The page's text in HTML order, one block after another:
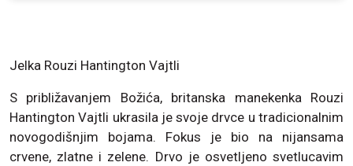
Jelka Rouzi Hantington Vajtli
S približavanjem Božića, britanska manekenka Rouzi
Hantington Vajtli ukrasila je svoje drvce u tradicionalnim
novogodišnjim bojama. Fokus je bio na nijansama
crvene, zlatne i zelene. Drvo je osvetljeno svetlucavim